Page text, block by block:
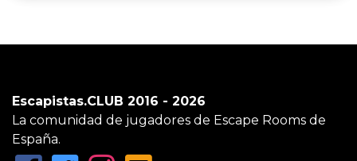
Escapistas.CLUB 2016 - 2026
La comunidad de jugadores de Escape Rooms de
España.